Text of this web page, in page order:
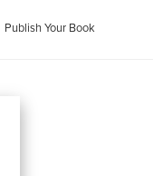
Publish Your Book